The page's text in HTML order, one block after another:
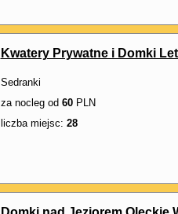
Kwatery Prywatne i Domki
Sedranki
za nocleg od 60PLN
liczba miejsc: 28